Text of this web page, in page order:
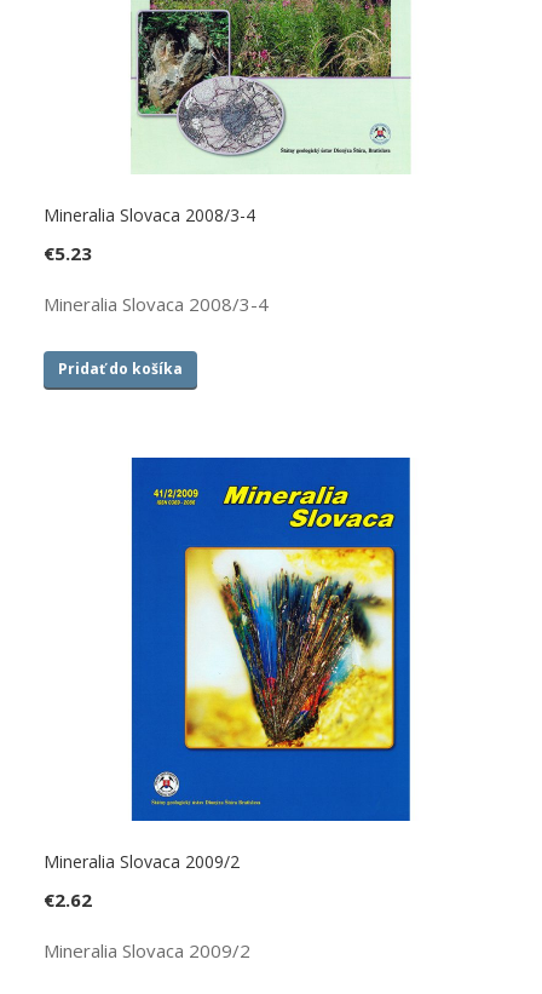
Mineralia Slovaca 2008/3-4
€5.23
Mineralia Slovaca 2008/3-4
Pridať do košíka
Mineralia Slovaca 2009/2
€2.62
Mineralia Slovaca 2009/2